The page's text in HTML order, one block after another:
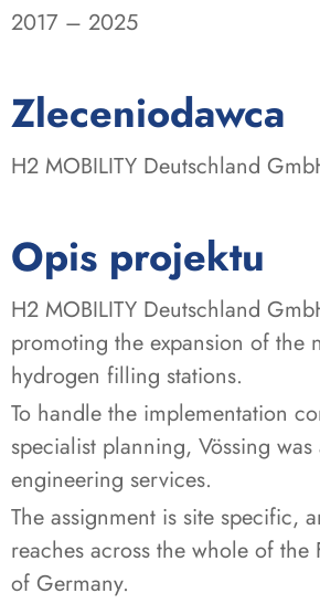
2017 – 2025
Zleceniodawca
H2 MOBILITY Deutschland
Opis projektu
H2 MOBILITY Deutschland
promoting the expansion of the
hydrogen filling stations.
To handle the implementation
specialist planning, Vössing
engineering services.
The assignment is site specific,
reaches across the whole of the
of Germany.